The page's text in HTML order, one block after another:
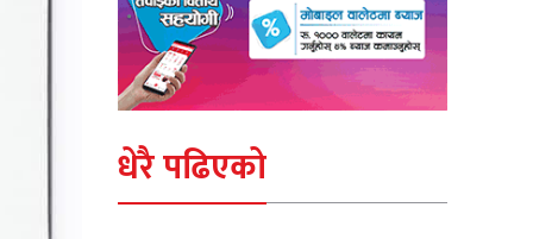
धेरै पढिएको